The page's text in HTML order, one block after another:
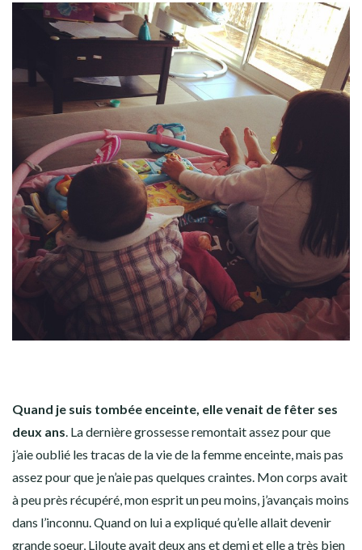
Quand je suis tombée enceinte, elle venait de fêter ses
deux ans. La dernière grossesse remontait assez pour que
j’aie oublié les tracas de la vie de la femme enceinte, mais pas
assez pour que je n’aie pas quelques craintes. Mon corps avait
à peu près récupéré, mon esprit un peu moins, j’avançais moins
dans l’inconnu. Quand on lui a expliqué qu’elle allait devenir
grande soeur, Liloute avait deux ans et demi et elle a très bien